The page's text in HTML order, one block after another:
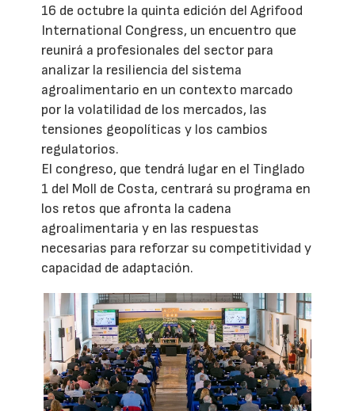
16 de octubre la quinta edición del Agrifood
International Congress, un encuentro que
reunirá a profesionales del sector para
analizar la resiliencia del sistema
agroalimentario en un contexto marcado
por la volatilidad de los mercados, las
tensiones geopolíticas y los cambios
regulatorios.
El congreso, que tendrá lugar en el Tinglado
1 del Moll de Costa, centrará su programa en
los retos que afronta la cadena
agroalimentaria y en las respuestas
necesarias para reforzar su competitividad y
capacidad de adaptación.